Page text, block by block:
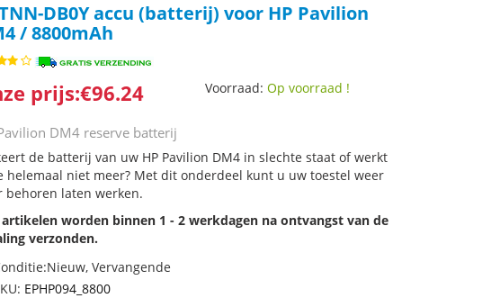
DB0Y accu (batterij) voor HP Pavilion
/ 8800mAh
prijs:€96.24 Voorraad:Op voorraad !
DM4 reserve batterij
de batterij van uw HP Pavilion DM4 in slechte staat of werkt
helemaal niet meer? Met dit onderdeel kunt u uw toestel weer
behoren laten werken.
worden binnen 1 - 2 werkdagen na ontvangst van de
verzonden.
Vervangende
EPHP094_8800